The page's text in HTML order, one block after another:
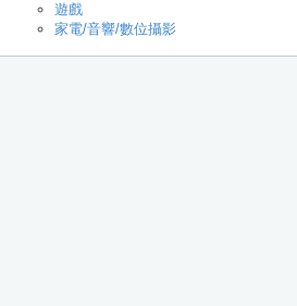
遊戲
家電/音響/數位攝影